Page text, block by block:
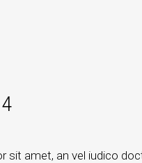
sit amet, an vel iudico